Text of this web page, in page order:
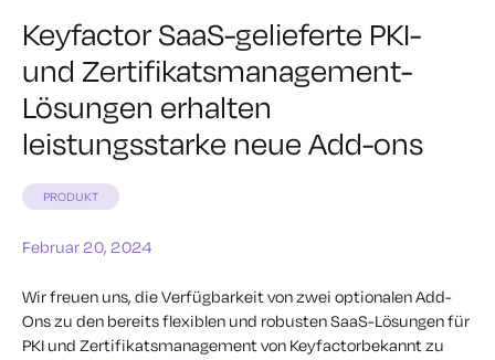
Keyfactor SaaS-gelieferte PKI-
und Zertifikatsmanagement-
Lösungen erhalten
leistungsstarke neue Add-ons
PRODUKT
Februar 20, 2024
Wir freuen uns, die Verfügbarkeit von zwei optionalen Add-
Ons zu den bereits flexiblen und robusten SaaS-Lösungen für
PKI und Zertifikatsmanagement von Keyfactorbekannt zu